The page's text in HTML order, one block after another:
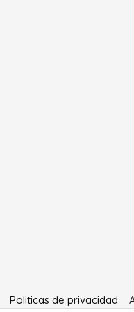
Politicas de privacidad